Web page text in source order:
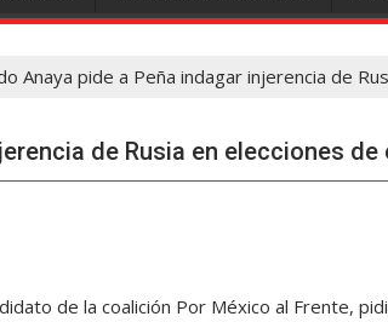
Anaya pide a Peña indagar injerencia de
de Rusia en elecciones de
de la coalición Por México al Frente,